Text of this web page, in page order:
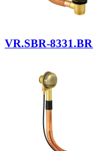
VR.SBR-8331.BR